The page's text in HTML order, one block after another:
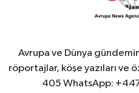
Avrupa ve Dünya
röportajlar, köşe yazıları ve
405 WhatsApp: